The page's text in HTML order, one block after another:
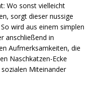
Wo sonst vielleicht
sorgt dieser nussige
wird aus einem simplen
anschließend in
Aufmerksamkeiten, die
Naschkatzen-Ecke
Miteinander